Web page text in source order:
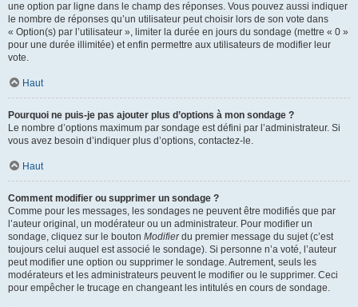
une option par ligne dans le champ des réponses. Vous pouvez aussi indiquer
le nombre de réponses qu’un utilisateur peut choisir lors de son vote dans
« Option(s) par l’utilisateur », limiter la durée en jours du sondage (mettre « 0 »
pour une durée illimitée) et enfin permettre aux utilisateurs de modifier leur
vote.
Haut
Pourquoi ne puis-je pas ajouter plus d’options à mon sondage ?
Le nombre d’options maximum par sondage est défini par l’administrateur. Si
vous avez besoin d’indiquer plus d’options, contactez-le.
Haut
Comment modifier ou supprimer un sondage ?
Comme pour les messages, les sondages ne peuvent être modifiés que par
l’auteur original, un modérateur ou un administrateur. Pour modifier un
sondage, cliquez sur le bouton Modifierdu premier message du sujet (c’est
toujours celui auquel est associé le sondage). Si personne n’a voté, l’auteur
peut modifier une option ou supprimer le sondage. Autrement, seuls les
modérateurs et les administrateurs peuvent le modifier ou le supprimer. Ceci
pour empêcher le trucage en changeant les intitulés en cours de sondage.